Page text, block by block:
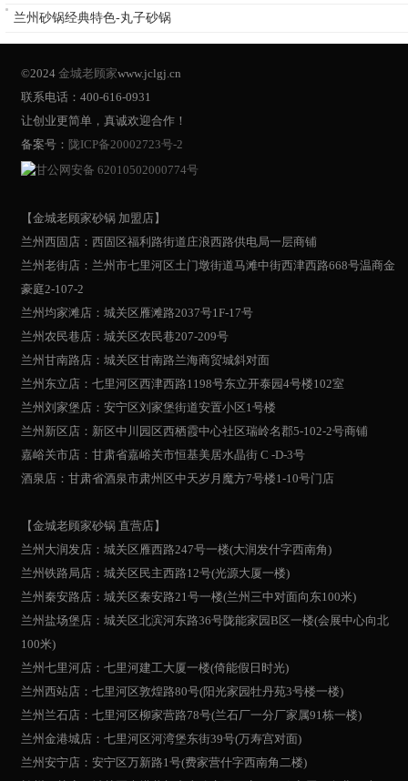
兰州砂锅经典特色-丸子砂锅
©2024金城老顾家www.jclgj.cn
联系电话：400-616-0931
让创业更简单，真诚欢迎合作！
备案号： 陇ICP备20002723号-2
甘公网安备 62010502000774号
【金城老顾家砂锅 加盟店】
兰州西固店：西固区福利路街道庄浪西路供电局一层商铺
兰州老街店：兰州市七里河区土门墩街道马滩中街西津西路668号温商金
豪庭2-107-2
兰州均家滩店：城关区雁滩路2037号1F-17号
兰州农民巷店：城关区农民巷207-209号
兰州甘南路店：城关区甘南路兰海商贸城斜对面
兰州东立店：七里河区西津西路1198号东立开泰园4号楼102室
兰州刘家堡店：安宁区刘家堡街道安置小区1号楼
兰州新区店：新区中川园区西栖霞中心社区瑞岭名郡5-102-2号商铺
嘉峪关市店：甘肃省嘉峪关市恒基美居水晶街 C -D-3号
酒泉店：甘肃省酒泉市肃州区中天岁月魔方7号楼1-10号门店
【金城老顾家砂锅 直营店】
兰州大润发店：城关区雁西路247号一楼(大润发什字西南角)
兰州铁路局店：城关区民主西路12号(光源大厦一楼)
兰州秦安路店：城关区秦安路21号一楼(兰州三中对面向东100米)
兰州盐场堡店：城关区北滨河东路36号陇能家园B区一楼(会展中心向北
100米)
兰州七里河店：七里河建工大厦一楼(倚能假日时光)
兰州西站店：七里河区敦煌路80号(阳光家园牡丹苑3号楼一楼)
兰州兰石店：七里河区柳家营路78号(兰石厂一分厂家属91栋一楼)
兰州金港城店：七里河区河湾堡东街39号(万寿宫对面)
兰州安宁店：安宁区万新路1号(费家营什字西南角二楼)